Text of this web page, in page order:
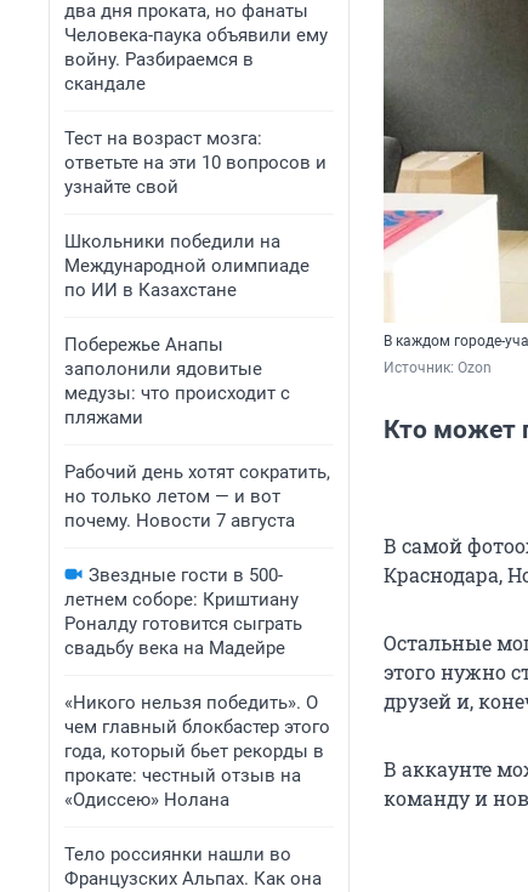
два дня проката, но фанаты
Человека-паука объявили ему
войну. Разбираемся в
скандале
Тест на возраст мозга:
ответьте на эти 10 вопросов и
узнайте свой
Школьники победили на
Международной олимпиаде
по ИИ в Казахстане
Побережье Анапы
заполонили ядовитые
медузы: что происходит с
пляжами
Рабочий день хотят сократить,
но только летом — и вот
почему. Новости 7 августа
Звездные гости в 500-
летнем соборе: Криштиану
Роналду готовится сыграть
свадьбу века на Мадейре
«Никого нельзя победить». О
чем главный блокбастер этого
года, который бьет рекорды в
прокате: честный отзыв на
«Одиссею» Нолана
Тело россиянки нашли во
Французских Альпах. Как она
В каждом городе-
Источник: Ozon
Кто может
В самой
Краснодара,
Остальные
этого нужно
друзей и,
В аккаунте
команду и